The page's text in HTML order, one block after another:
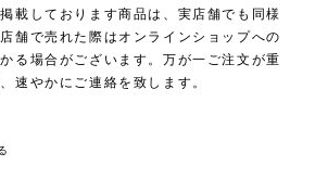
載しております商品は、実店舗でも同様
舗で売れた際はオンラインショップへの
る場合がございます。万が一ご注文が重
速やかにご連絡を致します。